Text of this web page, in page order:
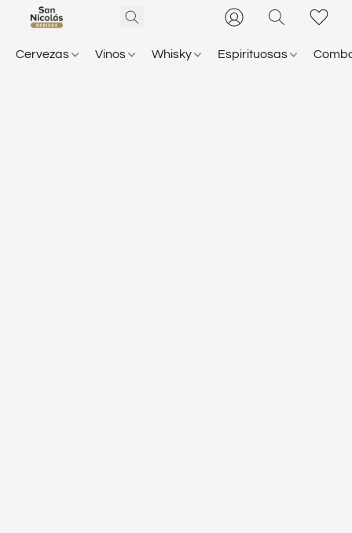
Cervezas Vinos Whisky Espirituosas